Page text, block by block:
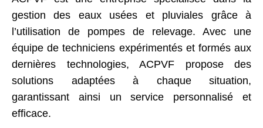
gestion des eaux usées et pluviales grâce à
l’utilisation de pompes de relevage. Avec une
équipe de techniciens expérimentés et formés aux
dernières technologies, ACPVF propose des
solutions adaptées à chaque situation,
garantissant ainsi un service personnalisé et
efficace.